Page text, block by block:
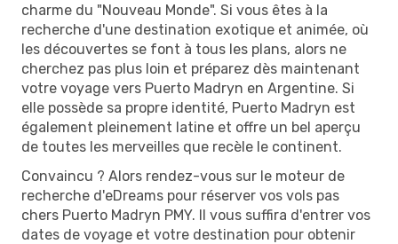
charme du "Nouveau Monde". Si vous êtes à la
recherche d'une destination exotique et animée, où
les découvertes se font à tous les plans, alors ne
cherchez pas plus loin et préparez dès maintenant
votre voyage vers Puerto Madryn en Argentine. Si
elle possède sa propre identité, Puerto Madryn est
également pleinement latine et offre un bel aperçu
de toutes les merveilles que recèle le continent.
Convaincu ? Alors rendez-vous sur le moteur de
recherche d'eDreams pour réserver vos vols pas
chers Puerto Madryn PMY. Il vous suffira d'entrer vos
dates de voyage et votre destination pour obtenir